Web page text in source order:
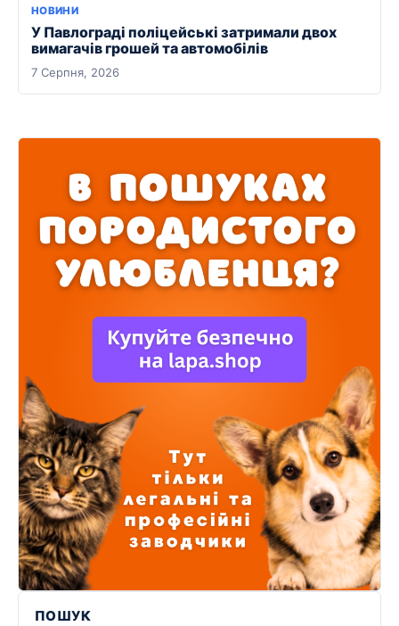
НОВИНИ
У Павлограді поліцейські затримали двох
вимагачів грошей та автомобілів
7 Серпня, 2026
ПОШУК